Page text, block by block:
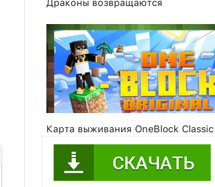
airjordan23 Panda_Fire11 teco
Драконы возвращаются
Карта выживания OneBlock Classic